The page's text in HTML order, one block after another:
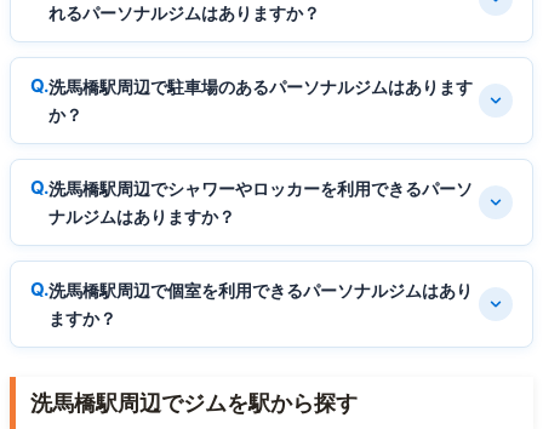
れるパーソナルジムはありますか？
洗馬橋駅周辺で駐車場のあるパーソナルジムはあります
か？
洗馬橋駅周辺でシャワーやロッカーを利用できるパーソ
ナルジムはありますか？
洗馬橋駅周辺で個室を利用できるパーソナルジムはあり
ますか？
洗馬橋駅周辺でジムを駅から探す